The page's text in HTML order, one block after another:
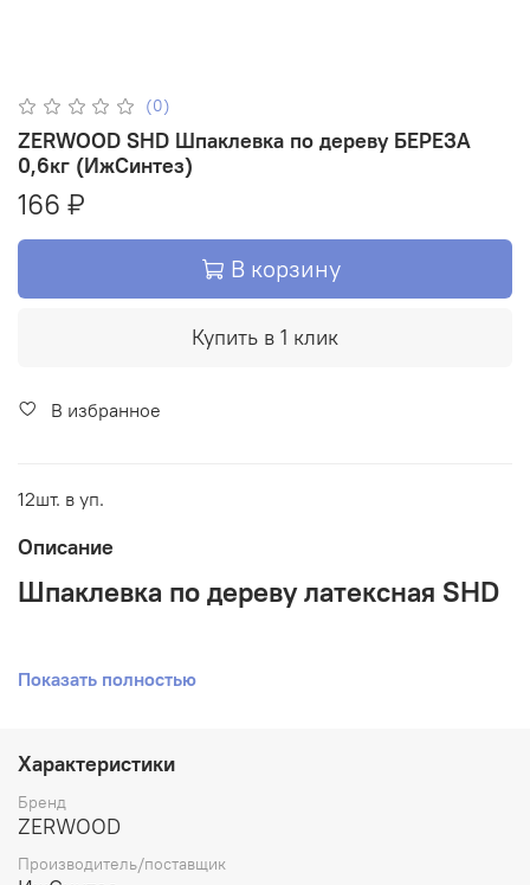
(0)
ZERWOOD SHD Шпаклевка по дереву БЕРЕЗА
0,6кг (ИжСинтез)
166 ₽
В корзину
Купить в 1 клик
В избранное
12шт. в уп.
Описание
Шпаклевка по дереву латексная SHD
Для наружных и внутренних работ
Водоотталкивающий
Показать полностью
Характеристики
Бренд
ZERWOOD
Производитель/поставщик